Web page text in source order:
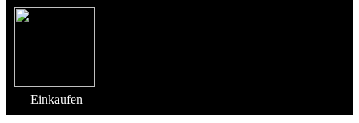
Einkaufen